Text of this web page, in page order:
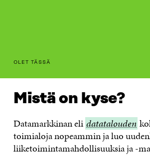
OLET TÄSSÄ
Mistä on kyse?
Datamarkkinan eli datatalouden
datatalouden
toimialoja nopeammin ja luo
liiketoimintamahdollisuuksia ja -